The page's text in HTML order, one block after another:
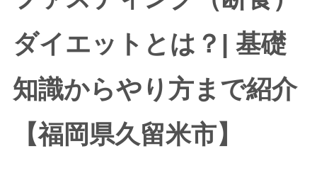
ダイエットとは？| 基礎
知識からやり方まで紹介
【福岡県久留米市】